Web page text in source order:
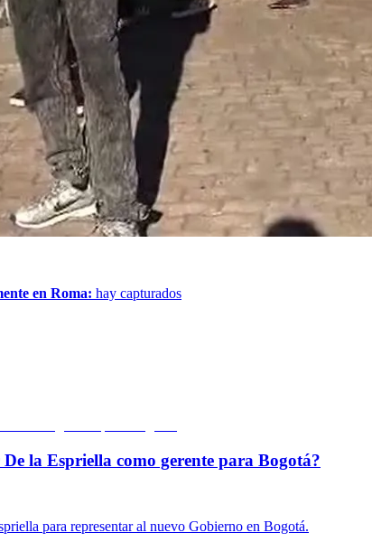
en Roma: hay capturados
la Espriella como gerente para Bogotá?
para representar al nuevo Gobierno en Bogotá.